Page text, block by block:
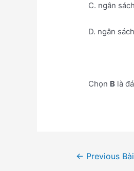
C. ngân
D. ngân
Chọn B là
Điều← Previous